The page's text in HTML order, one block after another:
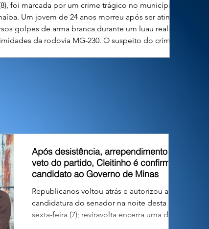
foi marcada por um crime trágico no município de
Um jovem de 24 anos morreu após ser atingido
golpes de arma branca durante um luau realizado
da rodovia MG-230. O suspeito do crime, de
Após desistência, arrependimento e
veto do partido, Cleitinho é confirmado
candidato ao Governo de Minas
Republicanos voltou atrás e autorizou a
candidatura do senador na noite desta
sexta-feira (7); reviravolta encerra uma das